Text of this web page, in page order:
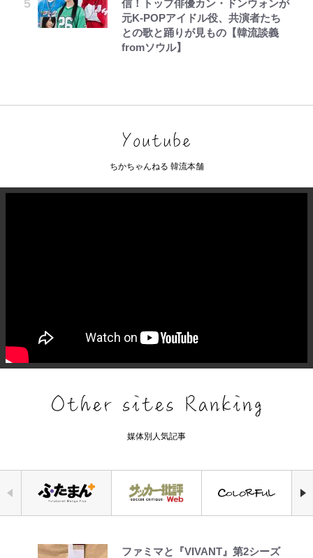
信！トップ俳優カン・ドンウォンが
元K-POPアイドル役、共演者たち
との歌と踊りが見もの【韓流談義
fromソウル】
ちかちゃんねる 韓流本舗
媒体別人気記事
ファミマと『VIVANT』第2シーズ
｢お土産最高すぎ笑｣｢どうやって入
空の轍と大地の雲と 第1回
公式-ヒロインが来る前に妊娠しま
元衆院議員・山尾志桜里が語る誹謗
でっかい男になりたいゾ
荒々しい「火山帯」の一端にいるこ
「危ない」「やめて」第1子妊娠中